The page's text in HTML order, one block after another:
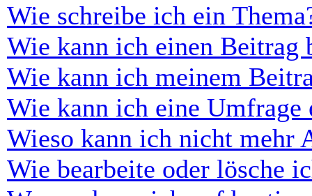
Wie schreibe ich ein
Wie kann ich einen Beitrag
Wie kann ich meinem
Wie kann ich eine Umfrage
Wieso kann ich nicht mehr
Wie bearbeite oder lösche